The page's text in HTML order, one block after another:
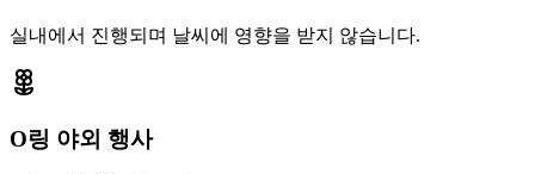
실내에서 진행되며 날씨에 영향을 받지 않습니다.
O링 야외 행사